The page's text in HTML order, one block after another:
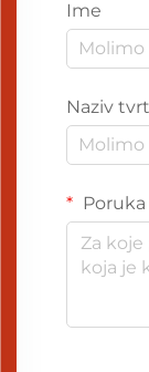
Ime
Naziv
Poruka